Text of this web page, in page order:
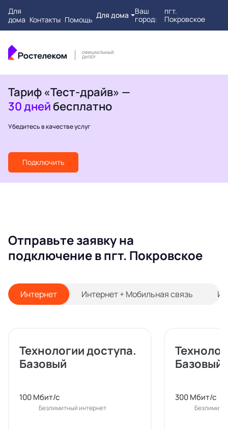
Для
дома Контакты Помощь Для дома
Ваш
город:
пгт.
Покровское
Тариф «Тест-драйв» —
30 дней бесплатно
Убедитесь в качестве услуг
Подключить
Отправьте заявку на
подключение в пгт. Покровское
Интернет Интернет + Мобильная связь
Технологии доступа.
Базовый
100 Мбит/с
Безлимитный интернет
Базовый
300 Мбит/с